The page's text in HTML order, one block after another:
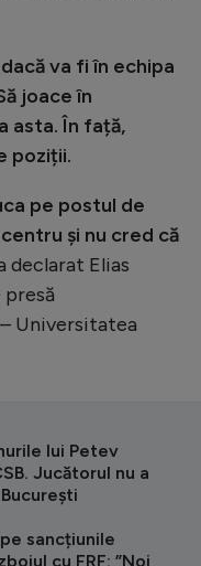
va fi în echipa
joace în
asta. În față,
poziții.
pe postul de
și nu cred că
declarat Elias
Universitatea
lui Petev
Jucătorul nu a
sancțiunile
cu FRF: ”Noi